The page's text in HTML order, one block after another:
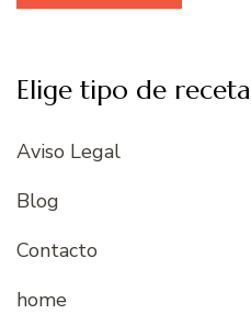
Elige tipo de receta
Aviso Legal
Blog
Contacto
home